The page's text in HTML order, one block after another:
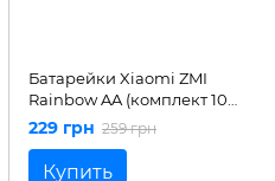
Батарейки Xiaomi ZMI
Rainbow AA (комплект 10
батарейок)
229 грн 259 грн
Купить